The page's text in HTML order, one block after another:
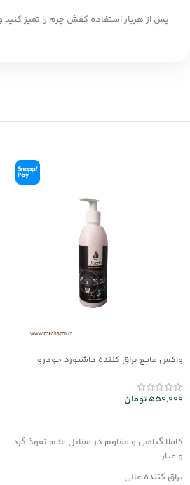
پس از هربار استفاده کفش چرم را تمیز
واکس مایع براق کننده داشبورد خودرو
550,000تومان
کاملا گیاهی و مقاوم در مقابل عدم نفوذ گرد
و غبار .
براق کننده عالی .